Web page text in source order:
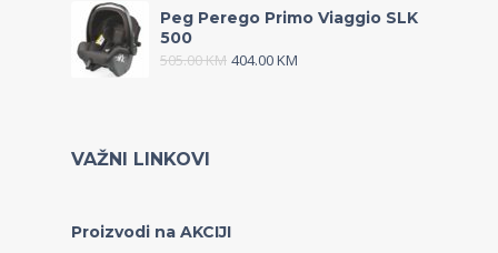
Peg Perego Primo Viaggio SLK
500
505.00KM 404.00KM
VAŽNI LINKOVI
Proizvodi na AKCIJI